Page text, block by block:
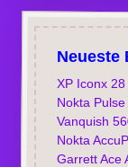
Neueste
XP Iconx
Nokta Pulse
Vanquish
Nokta
Garrett Ace